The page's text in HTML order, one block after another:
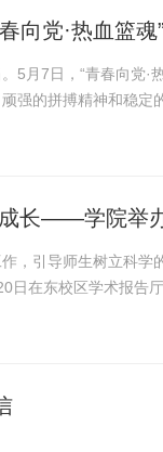
向党·热血篮
5月7日，“青春向党
强的拼搏精神和稳
向党、奋勇拼搏”的精
长——学院举
，引导师生树立科
日在东校区学术报告
共计200余人到场聆